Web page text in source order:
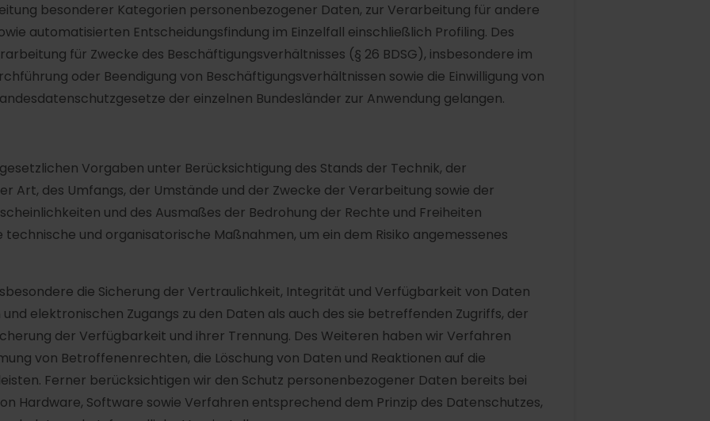
besonderer Kategorien personenbezogener Daten, zur Verarbeitung für andere
automatisierten Entscheidungsfindung im Einzelfall einschließlich Profiling. Des
für Zwecke des Beschäftigungsverhältnisses (§ 26 BDSG), insbesondere im
oder Beendigung von Beschäftigungsverhältnissen sowie die Einwilligung von
der einzelnen Bundesländer zur Anwendung gelangen.
Vorgaben unter Berücksichtigung des Stands der Technik, der
Art, des Umfangs, der Umstände und der Zwecke der Verarbeitung sowie der
und des Ausmaßes der Bedrohung der Rechte und Freiheiten
und organisatorische Maßnahmen, um ein dem Risiko angemessenes
die Sicherung der Vertraulichkeit, Integrität und Verfügbarkeit von Daten
elektronischen Zugangs zu den Daten als auch des sie betreffenden Zugriffs, der
der Verfügbarkeit und ihrer Trennung. Des Weiteren haben wir Verfahren
von Betroffenenrechten, die Löschung von Daten und Reaktionen auf die
Ferner berücksichtigen wir den Schutz personenbezogener Daten bereits bei
Hardware, Software sowie Verfahren entsprechend dem Prinzip des Datenschutzes,